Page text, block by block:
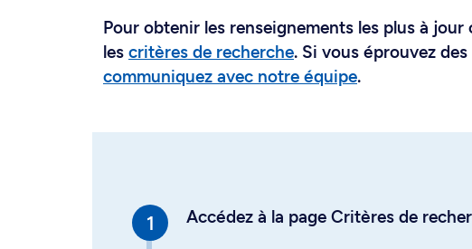
Pour obtenir les renseignements les plus à
les critères de recherche. Si vous éprouvez
communiquez avec notre équipe.
Accédez à la page Critères de